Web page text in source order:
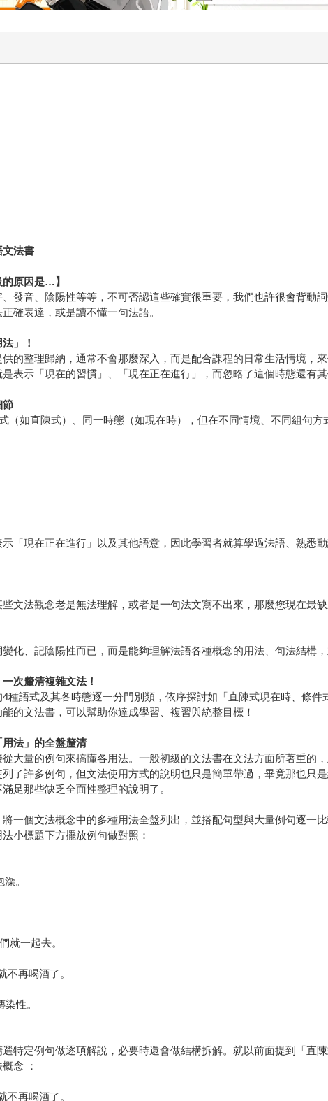
文法書
原因是…】
發音、陰陽性等等，不可否認這些確實很重要，我們也許很會背動
確表達，或是讀不懂一句法語。
」！
的整理歸納，通常不會那麼深入，而是配合課程的日常生活情境，
表示「現在的習慣」、「現在正在進行」，而忽略了這個時態還有其
節
（如直陳式）、同一時態（如現在時），但在不同情境、不同組句
「現在正在進行」以及其他語意，因此學習者就算學過法語、熟悉
文法觀念老是無法理解，或者是一句法文寫不出來，那麼您現在最
化、記陰陽性而已，而是能夠理解法語各種概念的用法、句法結構
次釐清複雜文法！
種語式及其各時態逐一分門別類，依序探討如「直陳式現在時、條
的文法書，可以幫助你達成學習、複習與統整目標！
法」的全盤釐清
大量的例句來搞懂各用法。一般初級的文法書在文法方面所著重的
了許多例句，但文法使用方式的說明也只是簡單帶過，畢竟那也只
足那些缺乏全面性整理的說明了。
一個文法概念中的多種用法全盤列出，並搭配句型與大量例句逐一
小標題下方擺放例句做對照：
。
就一起去。
不再喝酒了。
性。
特定例句做逐項解說，必要時還會做結構拆解。就以前面提到「直
念 ：
不再喝酒了。